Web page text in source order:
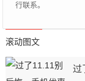
行联系。
滚动图文
过